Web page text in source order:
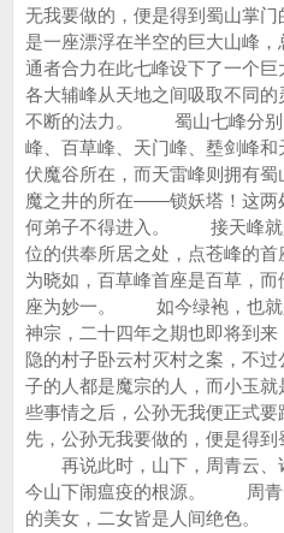
无我要做的，便是得到蜀山
是一座漂浮在半空的巨大山峰
通者合力在此七峰设下了一个
各大辅峰从天地之间吸取不同
不断的法力。 蜀山七峰分别
峰、百草峰、天门峰、塟剑峰
伏魔谷所在，而天雷峰则拥有
魔之井的所在——锁妖塔！这两
何弟子不得进入。 接天峰就
位的供奉所居之处，点苍峰的
为晓如，百草峰首座是百草，
座为妙一。 如今绿袍，也就
神宗，二十四年之期也即将到
隐的村子卧云村灭村之案，不
子的人都是魔宗的人，而小
些事情之后，公孙无我便正
先，公孙无我要做的，便是
再说此时，山下，周青云、
今山下闹瘟疫的根源。 周青
的美女，二女皆是人间绝色